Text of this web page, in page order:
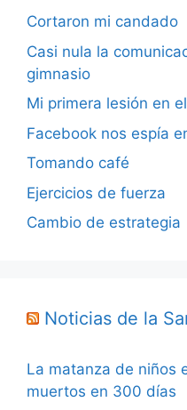
Cortaron mi candado
Casi nula la
gimnasio
Mi primera lesión en
Facebook nos espía
Tomando café
Ejercicios de fuerza
Cambio de estrategia
Noticias de la
La matanza de niños
muertos en 300 días